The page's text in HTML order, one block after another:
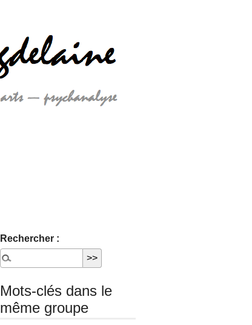
Rechercher :
Mots-clés dans le
même groupe